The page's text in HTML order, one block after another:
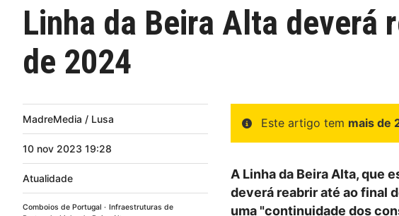
Linha da Beira Alta
de 2024
MadreMedia / Lusa
10 nov 2023 19:28
Atualidade
Comboios de Portugal
Infraestruturas de
Este artigo tem mais de
A Linha da Beira Alta, que
deverá reabrir até ao final
uma "continuidade dos